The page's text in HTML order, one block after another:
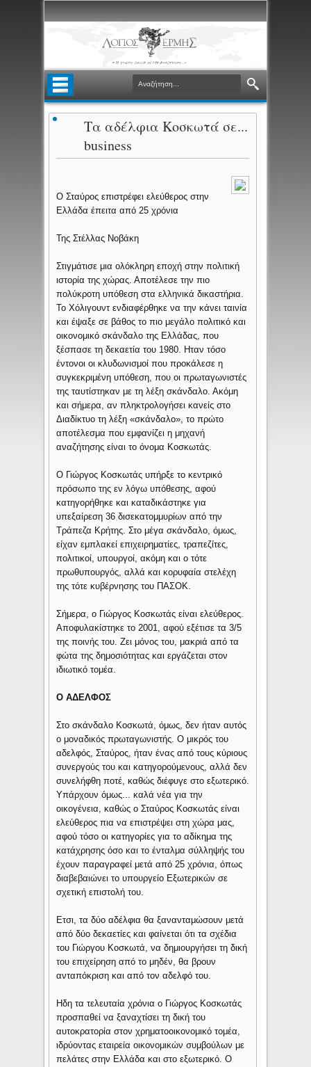
Τα αδέλφια Κοσκωτά σε...
business
Ο Σταύρος επιστρέφει ελεύθερος στην
Ελλάδα έπειτα από 25 χρόνια
Της Στέλλας Νοβάκη
Στιγμάτισε μια ολόκληρη εποχή στην πολιτική
ιστορία της χώρας. Αποτέλεσε την πιο
πολύκροτη υπόθεση στα ελληνικά δικαστήρια.
Το Χόλιγουντ ενδιαφέρθηκε να την κάνει ταινία
και έψαξε σε βάθος το πιο μεγάλο πολιτικό και
οικονομικό σκάνδαλο της Ελλάδας, που
ξέσπασε τη δεκαετία του 1980. Ηταν τόσο
έντονοι οι κλυδωνισμοί που προκάλεσε η
συγκεκριμένη υπόθεση, που οι πρωταγωνιστές
της ταυτίστηκαν με τη λέξη σκάνδαλο. Ακόμη
και σήμερα, αν πληκτρολογήσει κανείς στο
Διαδίκτυο τη λέξη «σκάνδαλο», το πρώτο
αποτέλεσμα που εμφανίζει η μηχανή
αναζήτησης είναι το όνομα Κοσκωτάς.
Ο Γιώργος Κοσκωτάς υπήρξε το κεντρικό
πρόσωπο της εν λόγω υπόθεσης, αφού
κατηγορήθηκε και καταδικάστηκε για
υπεξαίρεση 36 δισεκατομμυρίων από την
Τράπεζα Κρήτης. Στο μέγα σκάνδαλο, όμως,
είχαν εμπλακεί επιχειρηματίες, τραπεζίτες,
πολιτικοί, υπουργοί, ακόμη και ο τότε
πρωθυπουργός, αλλά και κορυφαία στελέχη
της τότε κυβέρνησης του ΠΑΣΟΚ.
Σήμερα, ο Γιώργος Κοσκωτάς είναι ελεύθερος.
Αποφυλακίστηκε το 2001, αφού εξέτισε τα 3/5
της ποινής του. Ζει μόνος του, μακριά από τα
φώτα της δημοσιότητας και εργάζεται στον
ιδιωτικό τομέα.
Ο ΑΔΕΛΦΟΣ
Στο σκάνδαλο Κοσκωτά, όμως, δεν ήταν αυτός
ο μοναδικός πρωταγωνιστής. Ο μικρός του
αδελφός, Σταύρος, ήταν ένας από τους κύριους
συνεργούς του και κατηγορούμενους, αλλά δεν
συνελήφθη ποτέ, καθώς διέφυγε στο εξωτερικό.
Υπάρχουν όμως... καλά νέα για την
οικογένεια, καθώς ο Σταύρος Κοσκωτάς είναι
ελεύθερος πια να επιστρέψει στη χώρα μας,
αφού τόσο οι κατηγορίες για το αδίκημα της
κατάχρησης όσο και το ένταλμα σύλληψής του
έχουν παραγραφεί μετά από 25 χρόνια, όπως
διαβεβαιώνει το υπουργείο Εξωτερικών σε
σχετική επιστολή του.
Ετσι, τα δύο αδέλφια θα ξανανταμώσουν μετά
από δύο δεκαετίες και φαίνεται ότι τα σχέδια
του Γιώργου Κοσκωτά, να δημιουργήσει τη δική
του επιχείρηση από το μηδέν, θα βρουν
ανταπόκριση και από τον αδελφό του.
Ηδη τα τελευταία χρόνια ο Γιώργος Κοσκωτάς
προσπαθεί να ξαναχτίσει τη δική του
αυτοκρατορία στον χρηματοοικονομικό τομέα,
ιδρύοντας εταιρεία οικονομικών συμβούλων με
πελάτες στην Ελλάδα και στο εξωτερικό. Ο